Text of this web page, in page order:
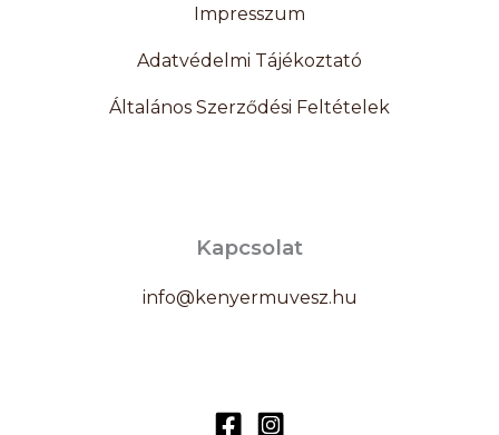
Impresszum
Adatvédelmi Tájékoztató
Általános Szerződési Feltételek
Kapcsolat
info@kenyermuvesz.hu